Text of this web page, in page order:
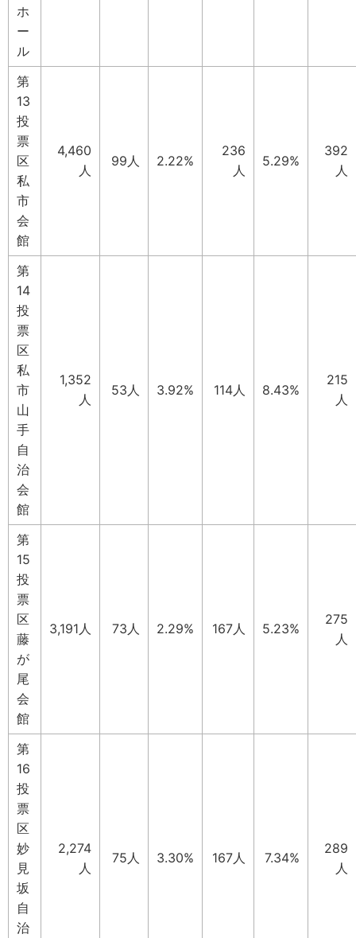
ホ
ー
ル
第
13
投
票
区
私
市
会
館
4,460
人
99人 2.22%
236
人
5.29%
392
人
第
14
投
票
区
私
市
山
手
自
治
会
館
1,352
人
53人 3.92% 114人 8.43%
215
人
第
15
投
票
区
藤
が
尾
会
館
3,191人 73人 2.29% 167人 5.23%
275
人
第
16
投
票
区
妙
見
坂
自
治
2,274
人
75人 3.30% 167人 7.34%
289
人